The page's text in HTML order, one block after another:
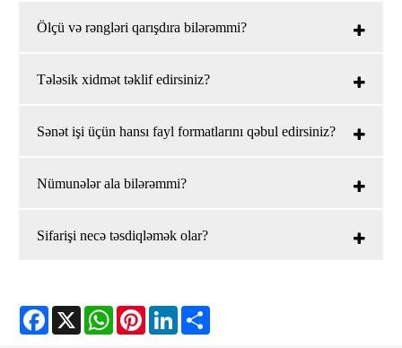
Ölçü və rəngləri qarışdıra bilərəmmi?
Tələsik xidmət təklif edirsiniz?
Sənət işi üçün hansı fayl formatlarını qəbul edirsiniz?
Nümunələr ala bilərəmmi?
Sifarişi necə təsdiqləmək olar?
Facebook
X WhatsApp
PinterestLinkedIn